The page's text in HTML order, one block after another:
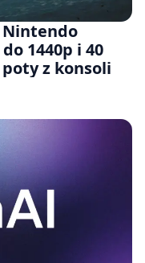
1440p i 40
poty z konsoli